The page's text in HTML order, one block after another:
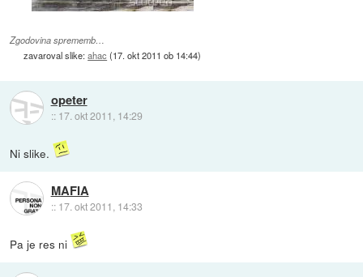
Zgodovina sprememb…
zavaroval slike:ahac (17. okt 2011 ob 14:44)
opeter
:: 17. okt 2011, 14:29
Ni slike.
MAFIA
:: 17. okt 2011, 14:33
Pa je res ni